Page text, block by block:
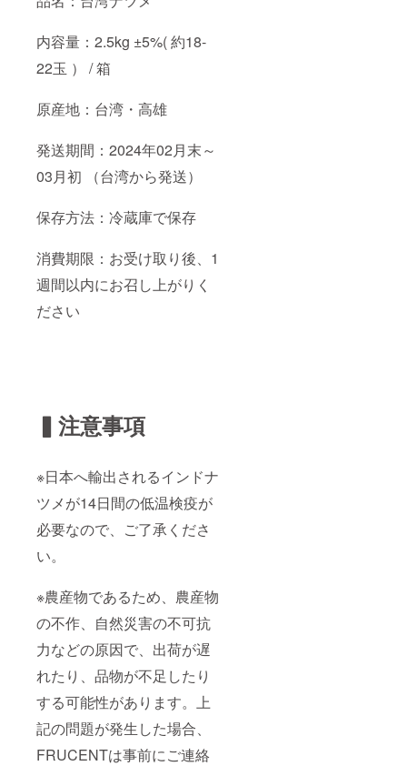
内容量：2.5kg ±5%( 約18-
22玉 ） / 箱
原産地：台湾・高雄
発送期間：2024年02月末～
03月初 （台湾から発送）
保存方法：冷蔵庫で保存
消費期限：お受け取り後、1
週間以内にお召し上がりく
ださい
▍注意事項
※日本へ輸出されるインドナ
ツメが14日間の低温検疫が
必要なので、ご了承くださ
い。
※農産物であるため、農産物
の不作、自然災害の不可抗
力などの原因で、出荷が遅
れたり、品物が不足したり
する可能性があります。上
記の問題が発生した場合、
FRUCENTは事前にご連絡